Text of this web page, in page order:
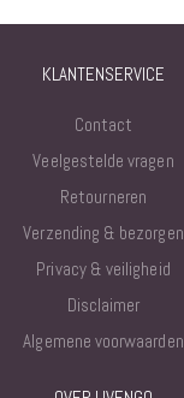
KLANTENSERVICE
Contact
Veelgestelde vragen
Retourneren
Verzending & bezorgen
Privacy & veiligheid
Disclaimer
Algemene voorwaarden